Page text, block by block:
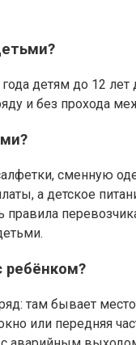
детям до 12
и без прохода
сменную
а детское
ребёнком?
там бывает
или передняя